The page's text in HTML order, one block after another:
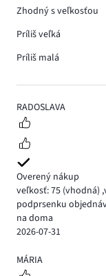
5
RADOSLAVA
Overený nákup
veľkosť: 75 (vhodná) ,
podprsenku
na doma
2026-07-31
5
MÁRIA
Zhodný s veľkosťou
Príliš veľká
Príliš malá